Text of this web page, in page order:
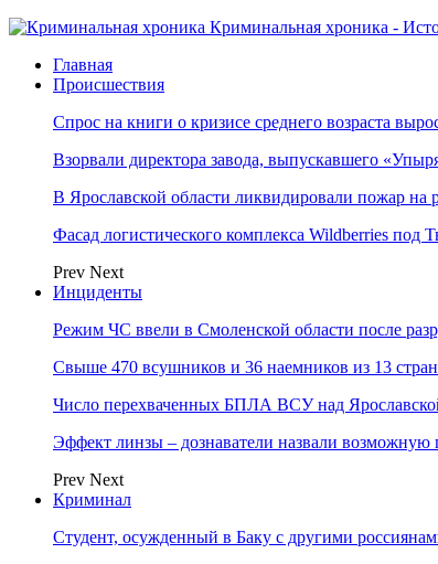
Криминальная хроника -
Главная
Происшествия
Спрос на книги о кризисе среднего возраста
Взорвали директора завода, выпускавшего
В Ярославской области ликвидировали пожар на
Фасад логистического комплекса Wildberries
Prev Next
Инциденты
Режим ЧС ввели в Смоленской области после
Свыше 470 всушников и 36 наемников из 13
Число перехваченных БПЛА ВСУ над
Эффект линзы – дознаватели назвали возможную
Prev Next
Криминал
Студент, осужденный в Баку с другими